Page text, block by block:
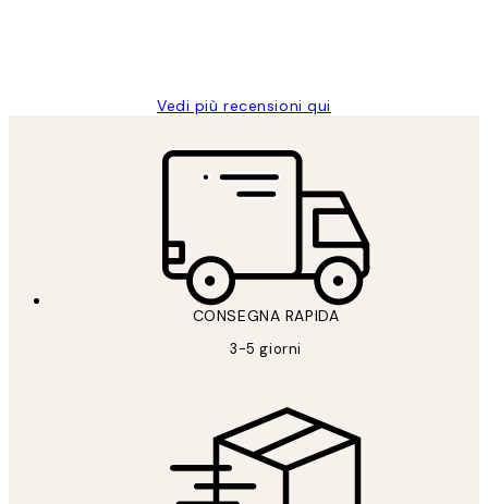
Vedi più recensioni qui
CONSEGNA RAPIDA
3-5 giorni